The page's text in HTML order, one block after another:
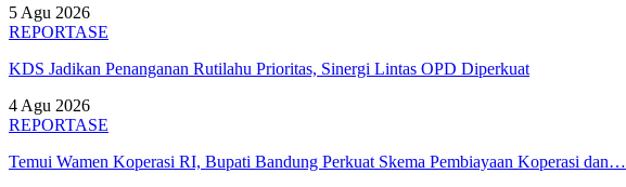
5 Agu 2026
REPORTASE
KDS Jadikan Penanganan Rutilahu Prioritas, Sinergi Lintas OPD Diperkuat
4 Agu 2026
REPORTASE
Temui Wamen Koperasi RI, Bupati Bandung Perkuat Skema Pembiayaan Koperasi dan…